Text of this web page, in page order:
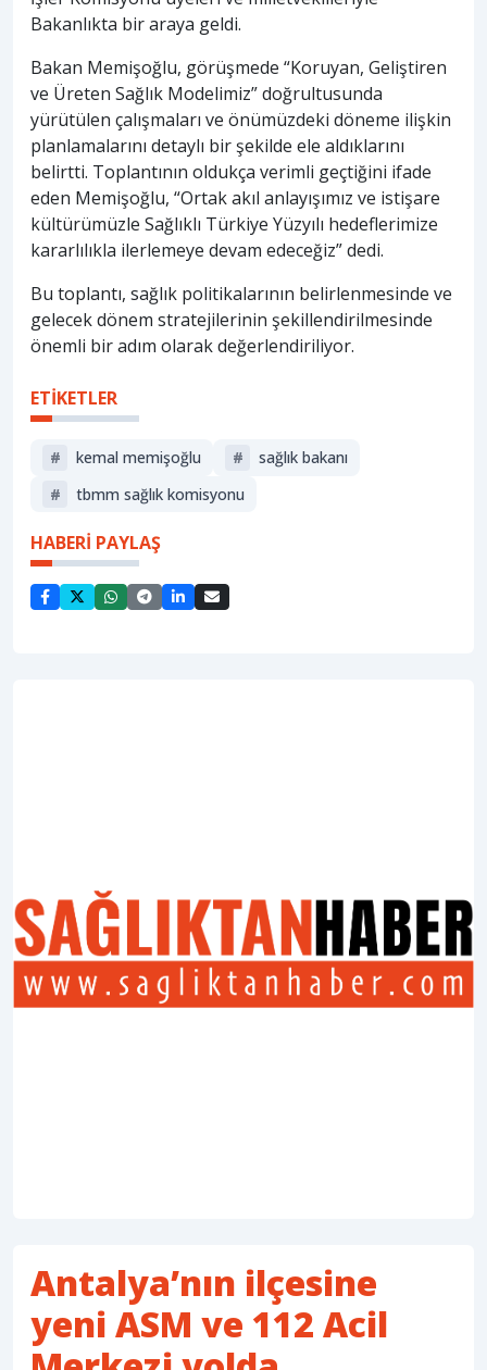
Bakanlıkta bir araya geldi.
Bakan Memişoğlu, görüşmede “Koruyan, Geliştiren
ve Üreten Sağlık Modelimiz” doğrultusunda
yürütülen çalışmaları ve önümüzdeki döneme ilişkin
planlamalarını detaylı bir şekilde ele aldıklarını
belirtti. Toplantının oldukça verimli geçtiğini ifade
eden Memişoğlu, “Ortak akıl anlayışımız ve istişare
kültürümüzle Sağlıklı Türkiye Yüzyılı hedeflerimize
kararlılıkla ilerlemeye devam edeceğiz” dedi.
Bu toplantı, sağlık politikalarının belirlenmesinde ve
gelecek dönem stratejilerinin şekillendirilmesinde
önemli bir adım olarak değerlendiriliyor.
ETİKETLER
# kemal memişoğlu #
sağlık bakanı
#
tbmm sağlık komisyonu
HABERİ PAYLAŞ
Antalya’nın ilçesine
yeni ASM ve 112 Acil